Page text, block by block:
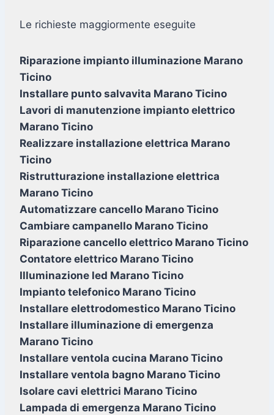
Le richieste maggiormente eseguite
Riparazione impianto illuminazione Marano
Ticino
Installare punto salvavita Marano Ticino
Lavori di manutenzione impianto elettrico
Marano Ticino
Realizzare installazione elettrica Marano
Ticino
Ristrutturazione installazione elettrica
Marano Ticino
Automatizzare cancello Marano Ticino
Cambiare campanello Marano Ticino
Riparazione cancello elettrico Marano Ticino
Contatore elettrico Marano Ticino
Illuminazione led Marano Ticino
Impianto telefonico Marano Ticino
Installare elettrodomestico Marano Ticino
Installare illuminazione di emergenza
Marano Ticino
Installare ventola cucina Marano Ticino
Installare ventola bagno Marano Ticino
Isolare cavi elettrici Marano Ticino
Lampada di emergenza Marano Ticino